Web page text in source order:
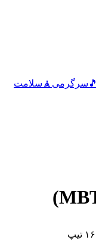
🎵 سرگرمی 🧘 سلامت